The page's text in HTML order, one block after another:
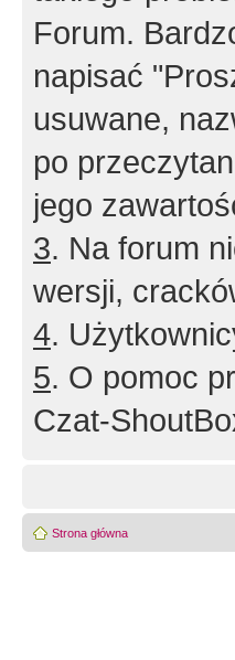
Forum.
napisać
usuwane,
po
jego
3. Na forum
wersji,
4.
5. O pomoc
Czat-
Strona główna